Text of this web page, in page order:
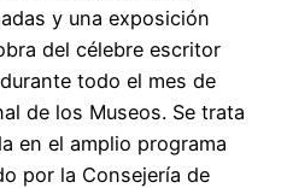
y una exposición
del célebre escritor
todo el mes de
de los Museos. Se trata
en el amplio programa
por la Consejería de